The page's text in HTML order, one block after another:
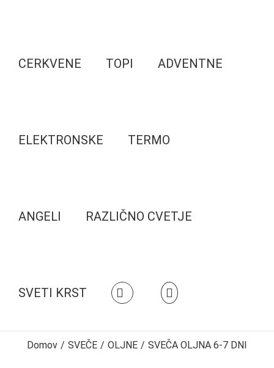
CERKVENE TOPI ADVENTNE
ELEKTRONSKE TERMO
ANGELI RAZLIČNO CVETJE
SVETI KRST
Domov / SVEČE / OLJNE / SVEČA OLJNA 6-7 DNI